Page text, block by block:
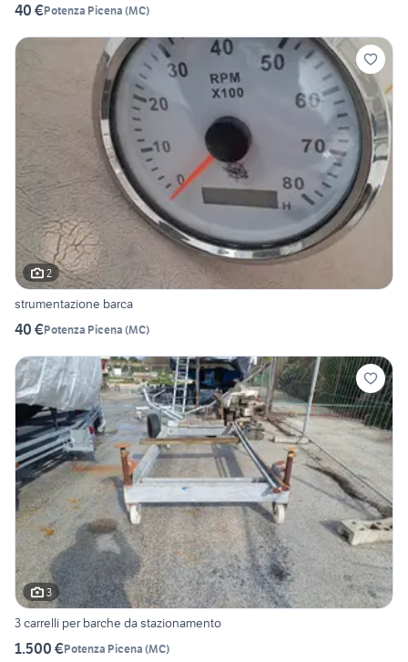
40 €Potenza Picena (MC)
2
strumentazione barca
40 €Potenza Picena (MC)
3
3 carrelli per barche da stazionamento
1.500 €Potenza Picena (MC)